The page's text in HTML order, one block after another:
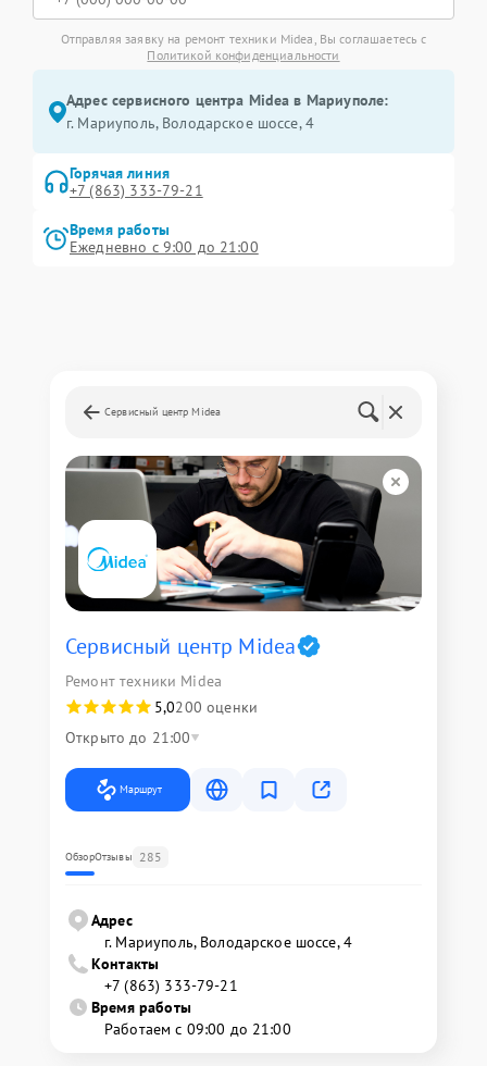
Отправляя заявку на ремонт техники Midea, Вы соглашаетесь с
Политикой конфиденциальности
Адрес сервисного центра Midea в Мариуполе:
г. Мариуполь, Володарское шоссе, 4
Горячая линия
+7 (863) 333-79-21
Время работы
Ежедневно с 9:00 до 21:00
Сервисный центр Midea
Сервисный центр Midea
Ремонт техники Midea
5,0200 оценки
Открыто до 21:00
Маршрут
ОбзорОтзывы 285
Адрес
г. Мариуполь, Володарское шоссе, 4
Контакты
+7 (863) 333-79-21
Время работы
Работаем с 09:00 до 21:00